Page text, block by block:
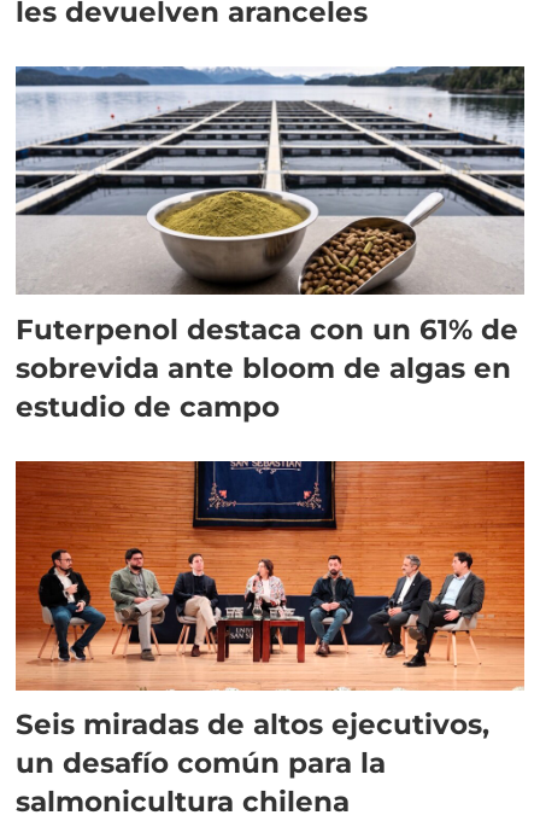
les devuelven aranceles
Futerpenol destaca con un 61% de
sobrevida ante bloom de algas en
estudio de campo
Seis miradas de altos ejecutivos,
un desafío común para la
salmonicultura chilena